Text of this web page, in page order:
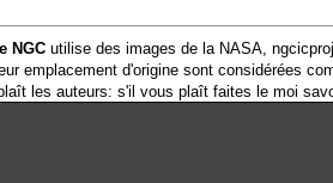
NGC utilise des images de la NASA,
emplacement d'origine sont considérées
les auteurs: s'il vous plaît faites le moi